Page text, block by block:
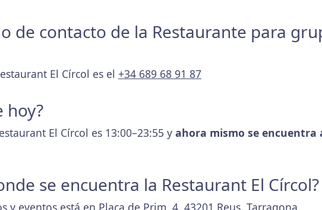
de contacto de la Restaurante para
El Círcol es el +34 689 68 91 87
hoy?
El Círcol es 13:00–23:55 y ahora mismo se encuentra
se encuentra la Restaurant El Círcol?
y eventos está en Plaça de Prim, 4, 43201 Reus, Tarragona.